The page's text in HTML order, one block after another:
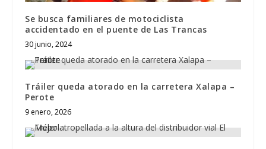
Se busca familiares de motociclista
accidentado en el puente de Las Trancas
30 junio, 2024
Tráiler queda atorado en la carretera Xalapa –
Perote
9 enero, 2026